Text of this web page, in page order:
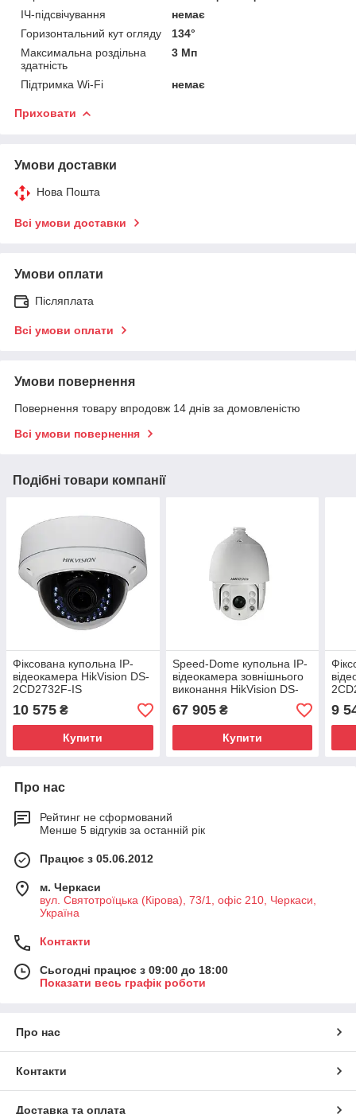
ІЧ-підсвічування
немає
Горизонтальний кут огляду
134°
Максимальна роздільна
здатність
3 Мп
Підтримка Wi-Fi немає
Приховати
Умови доставки
Нова Пошта
Всі умови доставки
Умови оплати
Післяплата
Всі умови оплати
Умови повернення
Повернення товару впродовж 14 днів за домовленістю
Всі умови повернення
Подібні товари компанії
Фіксована купольна IP-
відеокамера HikVision DS-
2CD2732F-IS
10 575 ₴
Купити
Speed-Dome купольна IP-
відеокамера зовнішнього
виконання HikVision DS-
2DF7286-A
67 905₴
Купити
9
Про нас
Рейтинг не сформований
Менше 5 відгуків за останній рік
Працює з 05.06.2012
м. Черкаси
вул. Святотроїцька (Кірова), 73/1, офіс 210, Черкаси,
Україна
Контакти
Сьогодні працює з 09:00 до 18:00
Показати весь графік роботи
Про нас
Контакти
Доставка та оплата